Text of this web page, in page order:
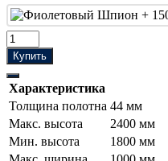
Купить
Характеристика
Толщина полотна 44 мм
Макс. высота
2400 мм
Мин. высота
1800 мм